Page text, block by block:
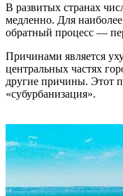
В развитых странах
медленно. Для наиболее
обратный процесс —
Причинами является
центральных частях
другие причины. Этот
«субурбанизация».